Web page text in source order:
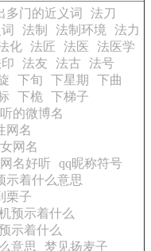
多门的近义词
法刀
法制 法制环境
法力
化 法匠 法医
法医学
法友 法古 法号
下旬 下星期
下曲
下桅 下梯子
的微博名
网名
网名
网名好听 qq昵称符号
示着什么意思
栗子
预示着什么
示着什么
意思
梦见扬麦子